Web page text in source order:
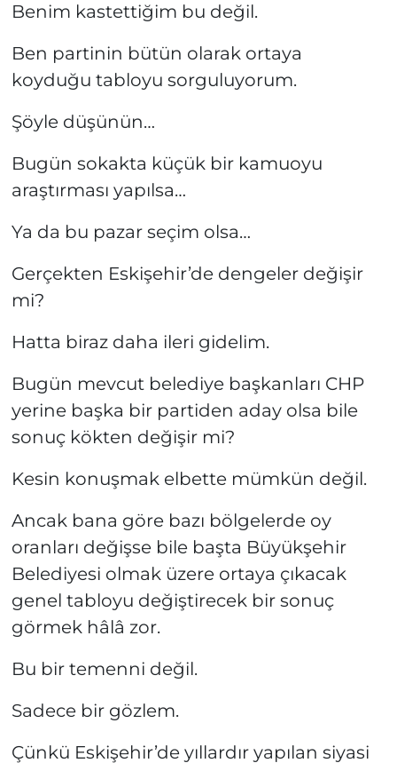
Benim kastettiğim bu değil.
Ben partinin bütün olarak ortaya
koyduğu tabloyu sorguluyorum.
Şöyle düşünün…
Bugün sokakta küçük bir kamuoyu
araştırması yapılsa…
Ya da bu pazar seçim olsa…
Gerçekten Eskişehir’de dengeler değişir
mi?
Hatta biraz daha ileri gidelim.
Bugün mevcut belediye başkanları CHP
yerine başka bir partiden aday olsa bile
sonuç kökten değişir mi?
Kesin konuşmak elbette mümkün değil.
Ancak bana göre bazı bölgelerde oy
oranları değişse bile başta Büyükşehir
Belediyesi olmak üzere ortaya çıkacak
genel tabloyu değiştirecek bir sonuç
görmek hâlâ zor.
Bu bir temenni değil.
Sadece bir gözlem.
Çünkü Eskişehir’de yıllardır yapılan siyasi